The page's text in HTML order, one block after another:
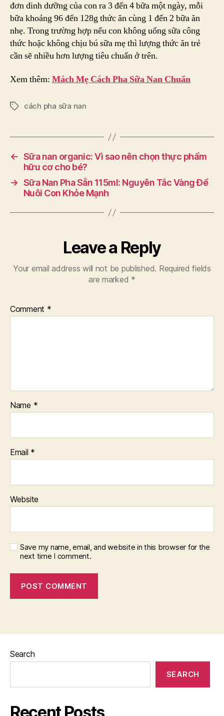
đơn dinh dưỡng của con ra 3 đến 4 bữa một ngày, mỗi
bữa khoảng 96 đến 128g thức ăn cùng 1 đến 2 bữa ăn
nhẹ. Trong trường hợp nếu con không uống sữa công
thức hoặc không chịu bú sữa mẹ thì lượng thức ăn trẻ
cần sẽ nhiều hơn lượng tiêu chuẩn ở trên.
Xem thêm: Mách Mẹ Cách Pha Sữa Nan Chuẩn
Tagscách pha sữa nan
← Sữa nan organic: Vì sao nên chọn thực phẩm
hữu cơ cho bé?
→ Sữa Nan Pha Sẵn 115ml: Nguyên Tắc Vàng Để
Nuôi Con Khỏe Mạnh
Leave a Reply
Your email address will not be published. Required fields
are marked *
Comment *
Name *
Email *
Website
Save my name, email, and website in this browser for the
next time I comment.
Search
SEARCH